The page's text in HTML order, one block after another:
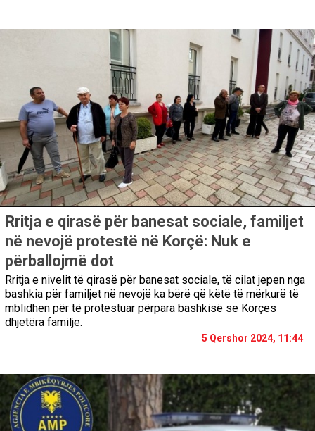
Rritja e qirasë për banesat sociale, familjet
në nevojë protestë në Korçë: Nuk e
përballojmë dot
Rritja e nivelit të qirasë për banesat sociale, të cilat jepen nga
bashkia për familjet në nevojë ka bërë që këtë të mërkurë të
mblidhen për të protestuar përpara bashkisë se Korçes
dhjetëra familje.
5 Qershor 2024, 11:44